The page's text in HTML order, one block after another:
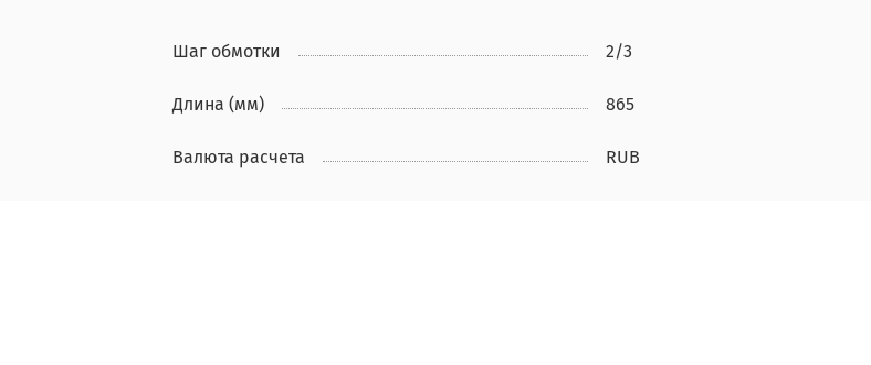
Шаг обмотки 2/3
Длина (мм) 865
Валюта расчета RUB